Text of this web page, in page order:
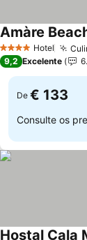
4 EstrelasHotel
Amàre
9,2 Excelente
De € 133
Consulte os
Hostal Cala